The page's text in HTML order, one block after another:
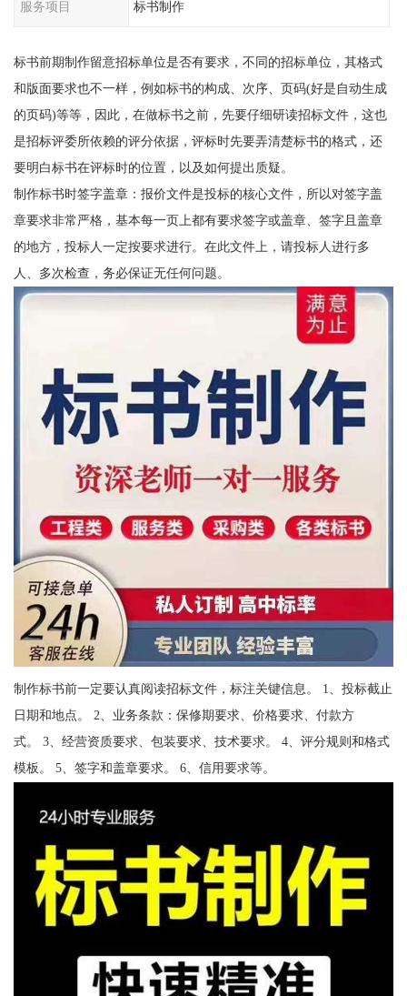
服务项目 标书制作
标书前期制作留意招标单位是否有要求，不同的招标单位，其格式
和版面要求也不一样，例如标书的构成、次序、页码(好是自动生成
的页码)等等，因此，在做标书之前，先要仔细研读招标文件，这也
是招标评委所依赖的评分依据，评标时先要弄清楚标书的格式，还
要明白标书在评标时的位置，以及如何提出质疑。
制作标书时签字盖章：报价文件是投标的核心文件，所以对签字盖
章要求非常严格，基本每一页上都有要求签字或盖章、签字且盖章
的地方，投标人一定按要求进行。在此文件上，请投标人进行多
人、多次检查，务必保证无任何问题。
制作标书前一定要认真阅读招标文件，标注关键信息。 1、投标截止
日期和地点。 2、业务条款：保修期要求、价格要求、付款方
式。 3、经营资质要求、包装要求、技术要求。 4、评分规则和格式
模板。 5、签字和盖章要求。 6、信用要求等。